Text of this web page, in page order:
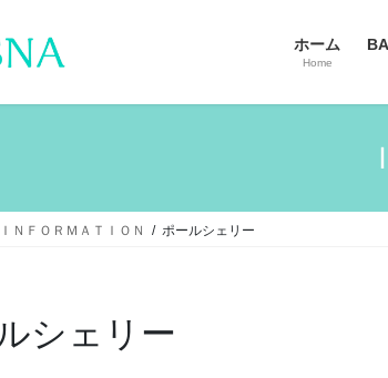
ホーム
Home
ＩＮＦＯＲＭＡＴＩＯＮ ポールシェリー
シェリー